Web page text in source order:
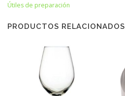
Útiles de preparación
PRODUCTOS RELACIONADOS